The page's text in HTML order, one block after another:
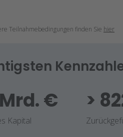
Teilnahmebedingungen finden Sie hier
Mrd. €
Kapital
>